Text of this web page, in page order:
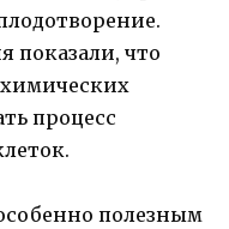
показали, что
процесс
полезным